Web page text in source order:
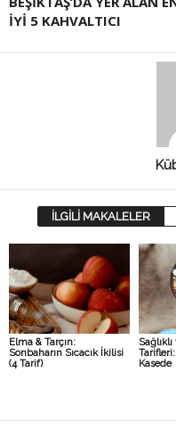
İYİ 5 KAHVALTICI
İLGİLİ MAKALELER
Elma & Tarçın:
Sonbaharın Sıcacık İkilisi
(4 Tarif)
Kasede